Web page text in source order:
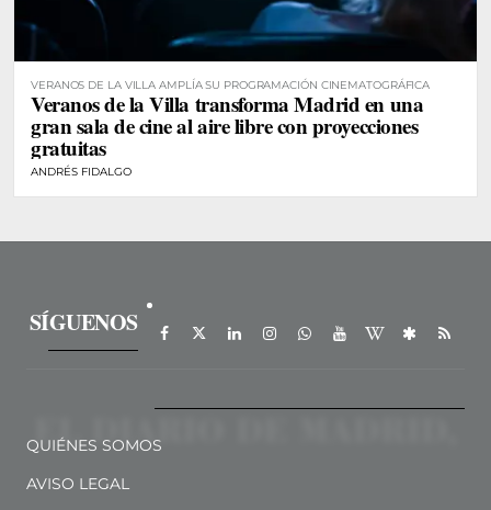
VERANOS DE LA VILLA AMPLÍA SU PROGRAMACIÓN CINEMATOGRÁFICA
Veranos de la Villa transforma Madrid en una
gran sala de cine al aire libre con proyecciones
gratuitas
ANDRÉS FIDALGO
SÍGUENOS
QUIÉNES SOMOS
AVISO LEGAL